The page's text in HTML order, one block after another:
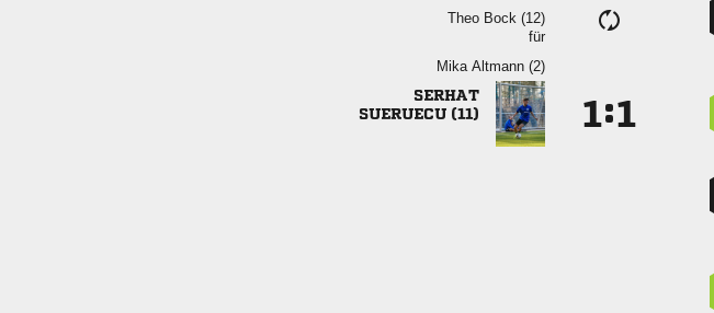
  
für
  

 
: